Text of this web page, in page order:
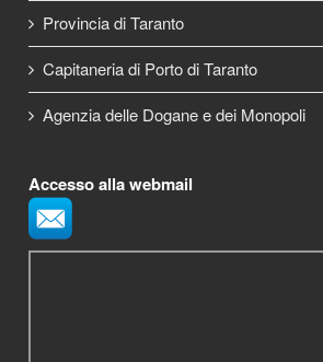
Provincia di Taranto
Capitaneria di Porto di Taranto
Agenzia delle Dogane e dei Monopoli
Accesso alla webmail